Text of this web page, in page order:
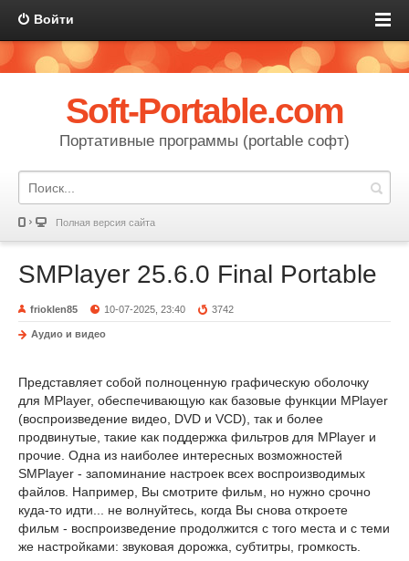
Войти
Soft-Portable.com
Портативные программы (portable софт)
Полная версия сайта
SMPlayer 25.6.0 Final Portable
frioklen85 10-07-2025, 23:40 3742
Аудио и видео
Представляет собой полноценную графическую оболочку
для MPlayer, обеспечивающую как базовые функции MPlayer
(воспроизведение видео, DVD и VCD), так и более
продвинутые, такие как поддержка фильтров для MPlayer и
прочие. Одна из наиболее интересных возможностей
SMPlayer - запоминание настроек всех воспроизводимых
файлов. Например, Вы смотрите фильм, но нужно срочно
куда-то идти... не волнуйтесь, когда Вы снова откроете
фильм - воспроизведение продолжится с того места и с теми
же настройками: звуковая дорожка, субтитры, громкость.